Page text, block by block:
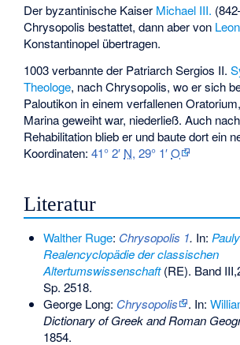
Der byzantinische Kaiser Michael III.
Chrysopolis bestattet, dann aber von
Konstantinopel übertragen.
1003 verbannte der PatriarchSergios II.
Theologe, nach Chrysopolis, wo er sich
Paloutikon in einem verfallenen
Marina geweiht war, niederließ. Auch
Rehabilitation blieb er und baute dort ein
Koordinaten:41° 2′ N,29° 1′O
Literatur
Walther Ruge: Chrysopolis 1. In:
Realencyclopädie der classischen
Altertumswissenschaft(RE). Band
Sp. 2518.
George Long: Chrysopolis . In:
Dictionary of Greek and Roman
1854.